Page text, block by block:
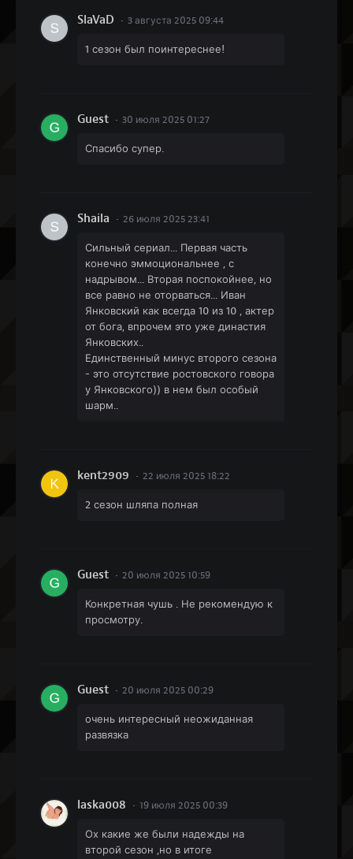
SlaVaD 3 августа 2025 09:44
1 сезон был поинтереснее!
Guest 30 июля 2025 01:27
Спасибо супер.
Shaila 26 июля 2025 23:41
Сильный сериал... Первая часть
конечно эммоциональнее , с
надрывом... Вторая поспокойнее, но
все равно не оторваться... Иван
Янковский как всегда 10 из 10 , актер
от бога, впрочем это уже династия
Янковских..
Единственный минус второго сезона
- это отсутствие ростовского говора
у Янковского)) в нем был особый
шарм..
kent2909 22 июля 2025 18:22
2 сезон шляпа полная
Guest 20 июля 2025 10:59
Конкретная чушь . Не рекомендую к
просмотру.
Guest 20 июля 2025 00:29
очень интересный неожиданная
развязка
laska008 19 июля 2025 00:39
Ох какие же были надежды на
второй сезон ,но в итоге